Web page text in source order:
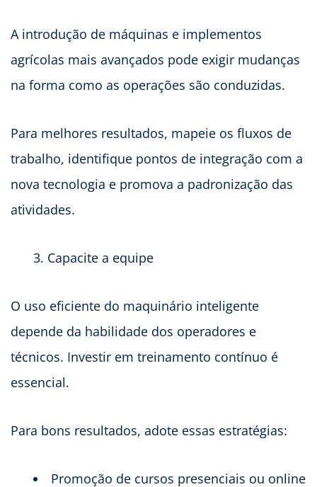
A introdução de máquinas e implementos
agrícolas mais avançados pode exigir mudanças
na forma como as operações são conduzidas.
Para melhores resultados, mapeie os fluxos de
trabalho, identifique pontos de integração com a
nova tecnologia e promova a padronização das
atividades.
Capacite a equipe
O uso eficiente do maquinário inteligente
depende da habilidade dos operadores e
técnicos. Investir em treinamento contínuo é
essencial.
Para bons resultados, adote essas estratégias:
Promoção de cursos presenciais ou online